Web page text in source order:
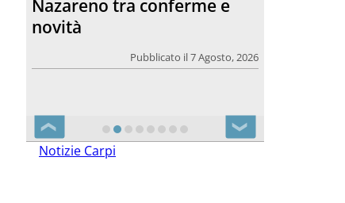
Nazareno tra conferme e
novità
Pubblicato il 7 Agosto, 2026
❮ ❯
Notizie Carpi